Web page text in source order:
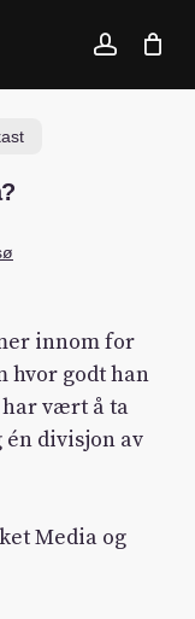
account
innom for
hvor godt han
vært å ta
divisjon av
Media og